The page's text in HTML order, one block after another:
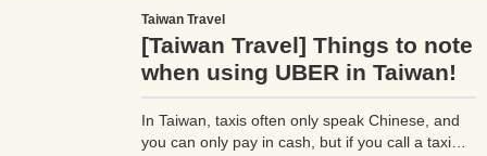
カード 」の魅力とメリット、デメリットを交え
詳しく紹介していきたい。
Taiwan Travel
[Taiwan Travel] Things to note
when using UBER in Taiwan!
In Taiwan, taxis often only speak Chinese, and
you can only pay in cash, but if you call a taxi